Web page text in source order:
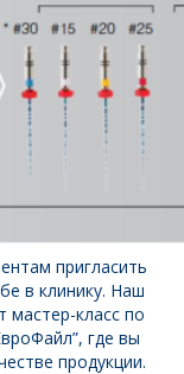
пригласить
в клинику. Наш
мастер-класс по
где вы
продукции.